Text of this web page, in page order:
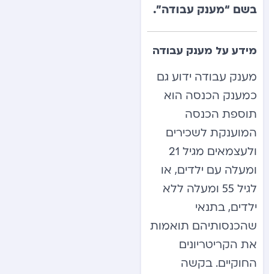
בשם “מענק עבודה”.
מידע על מענק עבודה
מענק עבודה ידוע גם
כמענק הכנסה הוא
תוספת הכנסה
המוענקת לשכירים
ולעצמאים מגיל 21
ומעלה עם ילדים, או
לגיל 55 ומעלה ללא
ילדים, בתנאי
שהכנסותיהם תואמות
את הקריטריונים
החוקיים. בקשה